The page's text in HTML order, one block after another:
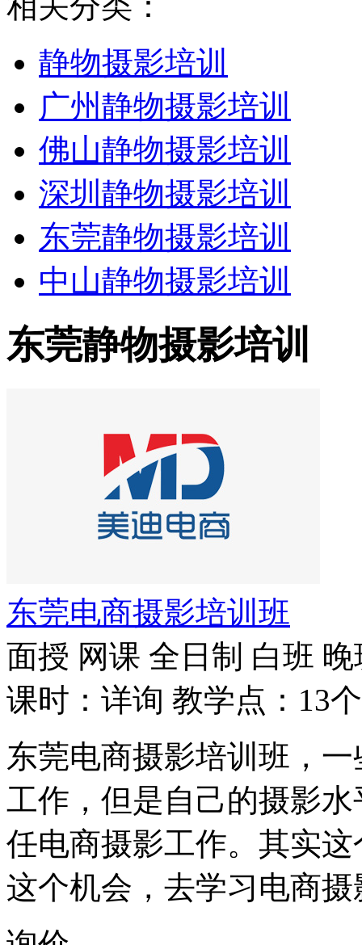
静物摄影培训
广州静物摄影培训
佛山静物摄影培训
深圳静物摄影培训
东莞静物摄影培训
中山静物摄影培训
东莞静物摄影培训
东莞电商摄影培训班
面授 网课 全日制 白班 晚
课时：详询 教学点：13个
东莞电商摄影培训班，
工作，但是自己的摄影
任电商摄影工作。其实
这个机会，去学习电商